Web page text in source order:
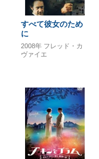
すべて彼女のため
に
2008年 フレッド・カ
ヴァイエ